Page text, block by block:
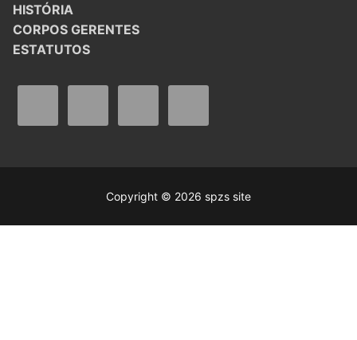
HISTÓRIA
CORPOS GERENTES
ESTATUTOS
Copyright © 2026 spzs site